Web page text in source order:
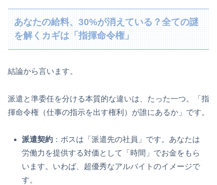
あなたの給料、30%が消えている？全ての謎
を解くカギは「指揮命令権」
結論から言います。
派遣と準委任を分ける本質的な違いは、たった一つ。「指
揮命令権（仕事の指示を出す権利）が誰にあるか」です。
派遣契約 ：ボスは「派遣先の社員」です。あなたは
労働力を提供する対価として「時間」でお金をもら
います。いわば、超優秀なアルバイトのイメージで
す。